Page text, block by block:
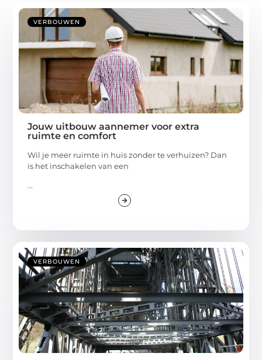
VERBOUWEN
Jouw uitbouw aannemer voor extra
ruimte en comfort
Wil je meer ruimte in huis zonder te verhuizen? Dan
is het inschakelen van een
...
VERBOUWEN